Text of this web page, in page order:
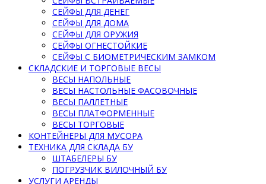
СЕЙФЫ ДЛЯ ДЕНЕГ
СЕЙФЫ ДЛЯ ДОМА
СЕЙФЫ ДЛЯ ОРУЖИЯ
СЕЙФЫ ОГНЕСТОЙКИЕ
СЕЙФЫ С БИОМЕТРИЧЕСКИМ ЗАМКОМ
СКЛАДСКИЕ И ТОРГОВЫЕ ВЕСЫ
ВЕСЫ НАПОЛЬНЫЕ
ВЕСЫ НАСТОЛЬНЫЕ ФАСОВОЧНЫЕ
ВЕСЫ ПАЛЛЕТНЫЕ
ВЕСЫ ПЛАТФОРМЕННЫЕ
ВЕСЫ ТОРГОВЫЕ
КОНТЕЙНЕРЫ ДЛЯ МУСОРА
ТЕХНИКА ДЛЯ СКЛАДА БУ
ШТАБЕЛЕРЫ БУ
ПОГРУЗЧИК ВИЛОЧНЫЙ БУ
УСЛУГИ АРЕНДЫ